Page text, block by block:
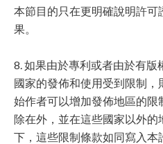
本節目的只在更明確說明許
果。
8. 如果由於專利或者由於有
國家的發佈和使用受到限制
始作者可以增加發佈地區的
除在外，並在這些國家以外
下，這些限制條款如同寫入